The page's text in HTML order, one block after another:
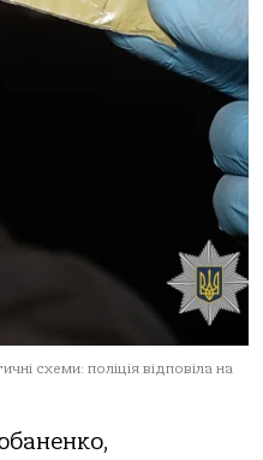
схеми: поліція відповіла на